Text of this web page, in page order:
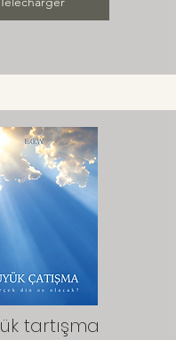
tartışma